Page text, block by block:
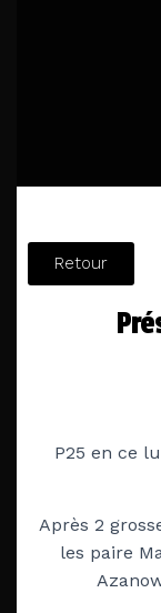
Retour
P25 en ce
Après 2
les paire